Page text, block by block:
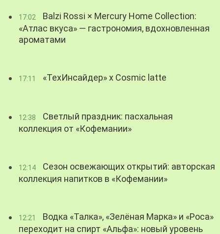
17:02
Balzi Rossi × Mercury Home Collection:
«Атлас вкуса» — гастрономия, вдохновленная
ароматами
17:11 «ТехИнсайдер» х Cosmic latte
12:38
Светлый праздник: пасхальная
коллекция от «Кофемании»
12:14
Сезон освежающих открытий: авторская
коллекция напитков в «Кофемании»
12:21
Водка «Талка», «Зелёная Марка» и «Роса»
переходит на спирт «Альфа»: новый уровень